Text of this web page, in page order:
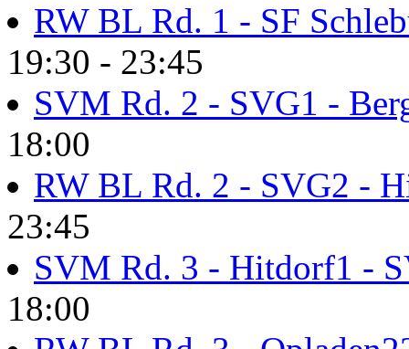
RW BL Rd. 1 - SF
19:30 - 23:45
SVM Rd. 2 - SVG1 -
18:00
RW BL Rd. 2 - SVG2 -
23:45
SVM Rd. 3 - Hitdorf1 -
18:00